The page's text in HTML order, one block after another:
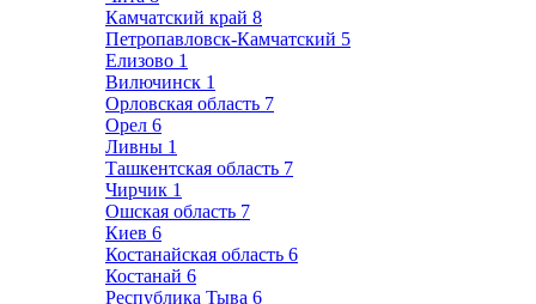
Камчатский край 8
Петропавловск-Камчатский 5
Елизово 1
Вилючинск 1
Орловская область 7
Орел 6
Ливны 1
Ташкентская область 7
Чирчик 1
Ошская область 7
Киев 6
Костанайская область 6
Костанай 6
Республика Тыва 6